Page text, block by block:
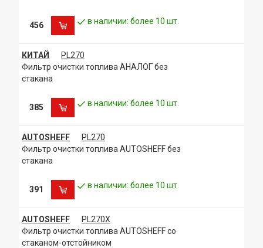
456 в наличии: более 10 шт.
КИТАЙ
PL270
Фильтр очистки топлива АНАЛОГ без
стакана
385 в наличии: более 10 шт.
AUTOSHEFF
PL270
Фильтр очистки топлива AUTOSHEFF без
стакана
391 в наличии: более 10 шт.
AUTOSHEFF
PL270X
Фильтр очистки топлива AUTOSHEFF со
стаканом-отстойником